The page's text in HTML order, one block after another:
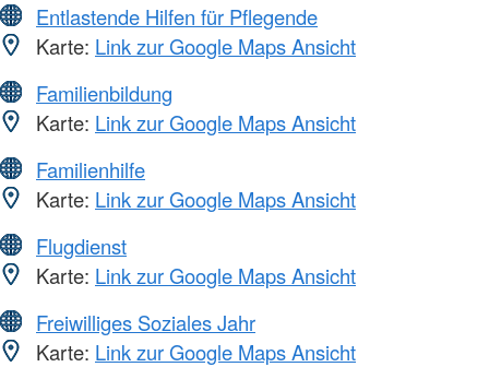
Entlastende Hilfen für Pflegende
Karte: Link zur Google Maps Ansicht
Familienbildung
Karte: Link zur Google Maps Ansicht
Familienhilfe
Karte: Link zur Google Maps Ansicht
Flugdienst
Karte: Link zur Google Maps Ansicht
Freiwilliges Soziales Jahr
Karte: Link zur Google Maps Ansicht